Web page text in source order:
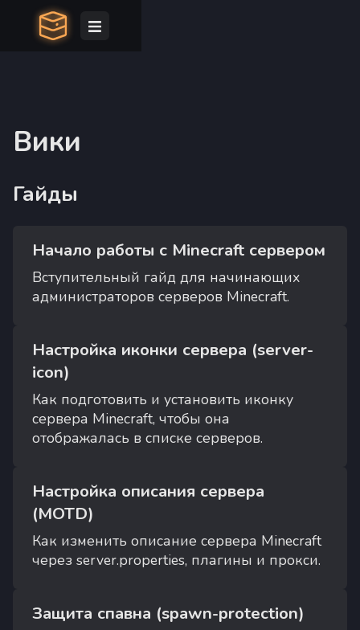
Вики
Гайды
Начало работы с Minecraft сервером
Вступительный гайд для начинающих
администраторов серверов Minecraft.
Настройка иконки сервера (server-
icon)
Как подготовить и установить иконку
сервера Minecraft, чтобы она
отображалась в списке серверов.
Настройка описания сервера
(MOTD)
Как изменить описание сервера Minecraft
через server.properties, плагины и прокси.
Защита спавна (spawn-protection)